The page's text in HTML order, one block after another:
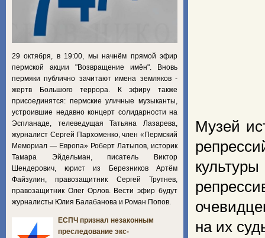
Музей
на их
29 октября, в 19:00, мы начнём прямой эфир
пермской акции "Возвращение имён". Вновь
пермяки публично зачитают имена земляков -
жертв Большого террора. К эфиру также
присоединятся: пермские уличные музыканты,
устроившие недавно концерт солидарности на
Эспланаде, телеведущая Татьяна Лазарева,
журналист Сергей Пархоменко, член «Пермский
Мемориал — Европа» Роберт Латыпов, историк
Тамара Эйдельман, писатель Виктор
Шендерович, юрист из Березников Артём
Файзулин, правозащитник Сергей Трутнев,
правозащитник Олег Орлов. Вести эфир будут
журналисты Юлия Балабанова и Роман Попов.
ЕСПЧ признал незаконным
преследование экс-